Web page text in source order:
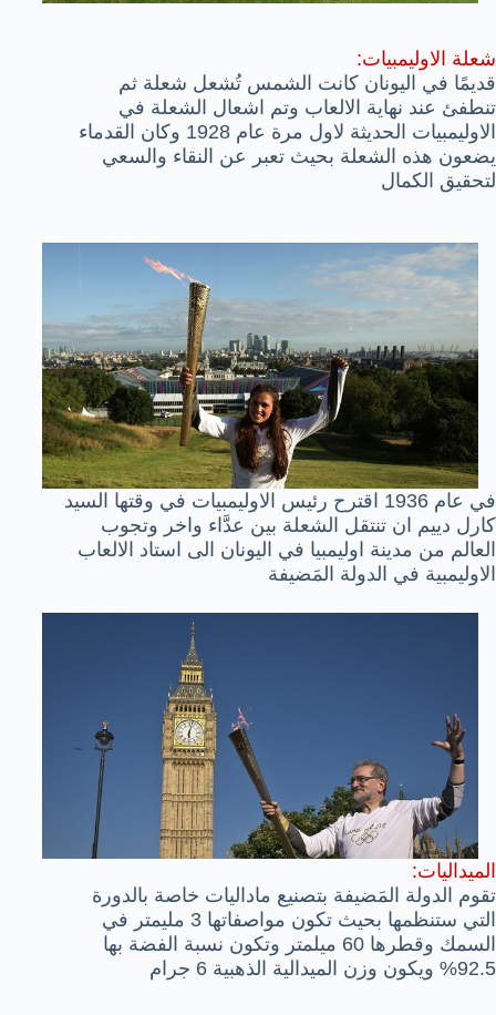
شعلة الاوليمبيات:
قديمًا في اليونان كانت الشمس تُشعل شعلة ثم
تنطفئ عند نهاية الالعاب وتم اشعال الشعلة في
الاوليمبيات الحديثة لاول مرة عام 1928 وكان القدماء
يضعون هذه الشعلة بحيث تعبر عن النقاء والسعي
لتحقيق الكمال
في عام 1936 اقترح رئيس الاوليمبيات في وقتها السيد
كارل دييم ان تنتقل الشعلة بين عدَّاء واخر وتجوب
العالم من مدينة اوليمبيا في اليونان الى استاد الالعاب
الاوليمبية في الدولة المَضيفة
الميداليات:
تقوم الدولة المَضيفة بتصنيع ماداليات خاصة بالدورة
التي ستنظمها بحيث تكون مواصفاتها 3 مليمتر في
السمك وقطرها 60 ميلمتر وتكون نسبة الفضة بها
92.5% ويكون وزن الميدالية الذهبية 6 جرام